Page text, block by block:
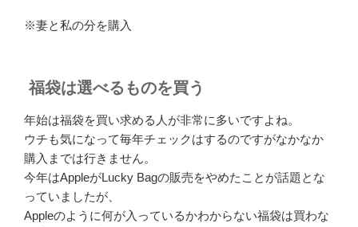
※妻と私の分を購入
福袋は選べるものを買う
年始は福袋を買い求める人が非常に多いですよね。
ウチも気になって毎年チェックはするのですがなかなか
購入までは行きません。
今年はAppleがLucky Bagの販売をやめたことが話題とな
っていましたが、
Appleのように何が入っているかわからない福袋は買わな